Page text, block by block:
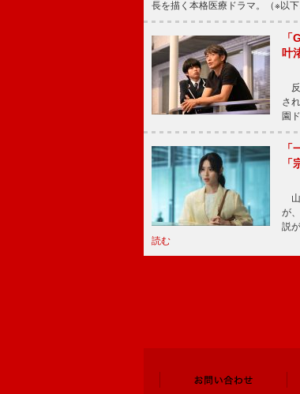
長を描く本格医療ドラマ。（※以
叶
反
さ
園
山
が
説
読む